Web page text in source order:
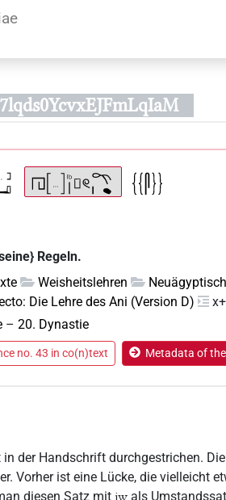
Regeln.
Weisheitslehren
Die Lehre des Ani (Version D)
–20. Dynastie
no. 43 in co(n)text Metadata of
der Handschrift durchgestrichen.
Vorher ist eine Lücke, die vielleicht
diesen Satz mitjw als